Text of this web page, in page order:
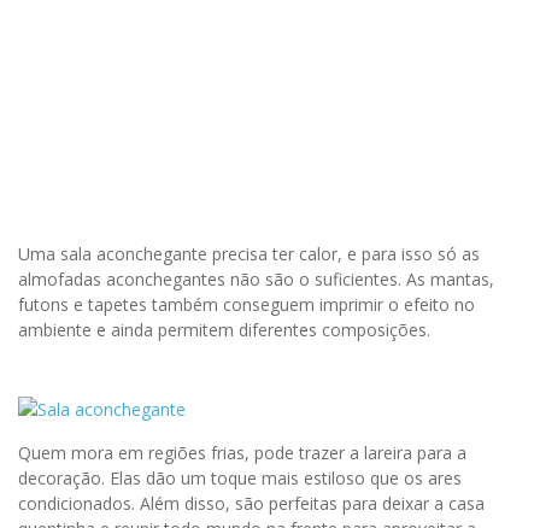
Uma sala aconchegante precisa ter calor, e para isso só as
almofadas aconchegantes não são o suficientes. As mantas,
futons e tapetes também conseguem imprimir o efeito no
ambiente e ainda permitem diferentes composições.
Quem mora em regiões frias, pode trazer a lareira para a
decoração. Elas dão um toque mais estiloso que os ares
condicionados. Além disso, são perfeitas para deixar a casa